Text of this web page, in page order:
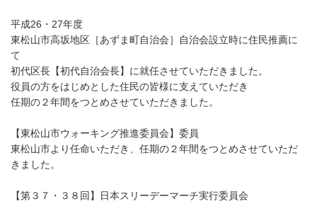
平成26・27年度
東松山市高坂地区［あずま町自治会］自治会設立時に住民推薦に
て
初代区長【初代自治会長】に就任させていただきました。
役員の方をはじめとした住民の皆様に支えていただき
任期の２年間をつとめさせていただきました。
【東松山市ウォーキング推進委員会】委員
東松山市より任命いただき、任期の２年間をつとめさせていただ
きました。
【第３７・３８回】日本スリーデーマーチ実行委員会